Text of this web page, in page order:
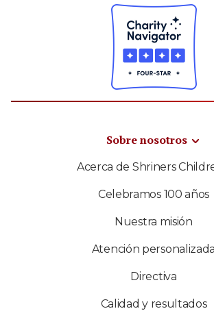
Sobre nosotros
Acerca de Shriners
Celebramos 100 años
Nuestra misión
Atención personalizada
Directiva
Calidad y resultados